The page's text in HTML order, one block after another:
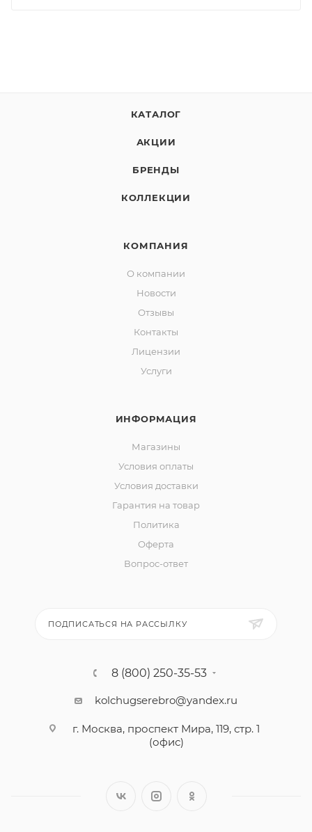
КАТАЛОГ
АКЦИИ
БРЕНДЫ
КОЛЛЕКЦИИ
КОМПАНИЯ
О компании
Новости
Отзывы
Контакты
Лицензии
Услуги
ИНФОРМАЦИЯ
Магазины
Условия оплаты
Условия доставки
Гарантия на товар
Политика
Оферта
Вопрос-ответ
ПОДПИСАТЬСЯ НА РАССЫЛКУ
8 (800) 250-35-53
kolchugserebro@yandex.ru
г. Москва, проспект Мира, 119, стр. 1
(офис)